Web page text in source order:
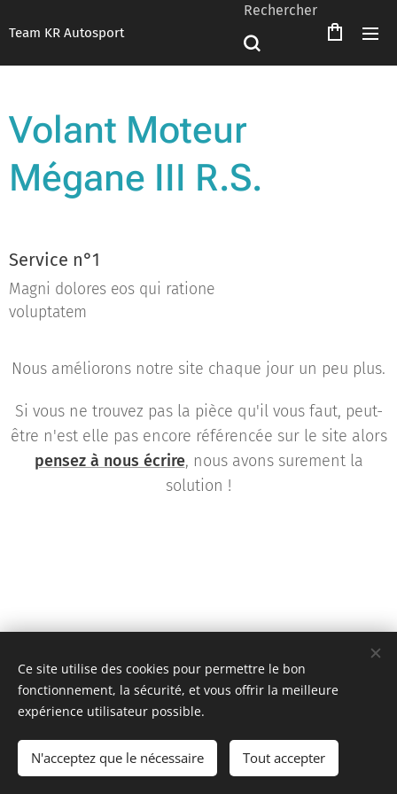
Team KR Autosport
Rechercher
Volant Moteur
Mégane III R.S.
Service n°1
Magni dolores eos qui ratione
voluptatem
Nous améliorons notre site chaque jour un peu plus.
Si vous ne trouvez pas la pièce qu'il vous faut, peut-
être n'est elle pas encore référencée sur le site alors
pensez à nous écrire, nous avons surement la
solution !
Team KR Autosport - Création originale 2D Unlimited © 2018
Toutes images non libres de droits
Ce site utilise des cookies pour permettre le bon
fonctionnement, la sécurité, et vous offrir la meilleure
expérience utilisateur possible.
N'acceptez que le nécessaire Tout accepter